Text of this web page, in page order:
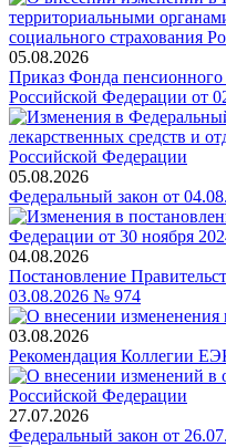
05.08.2026
Приказ Фонда пенсионного
Российской Федерации от
05.08.2026
Федеральный закон от
04.08.2026
Постановление
03.08.2026 № 974
03.08.2026
Рекомендация Коллегии
27.07.2026
Федеральный закон от